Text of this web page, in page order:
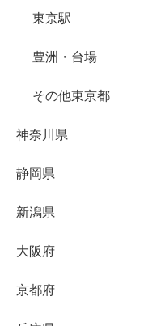
東京駅
豊洲・台場
その他東京都
神奈川県
静岡県
新潟県
大阪府
京都府